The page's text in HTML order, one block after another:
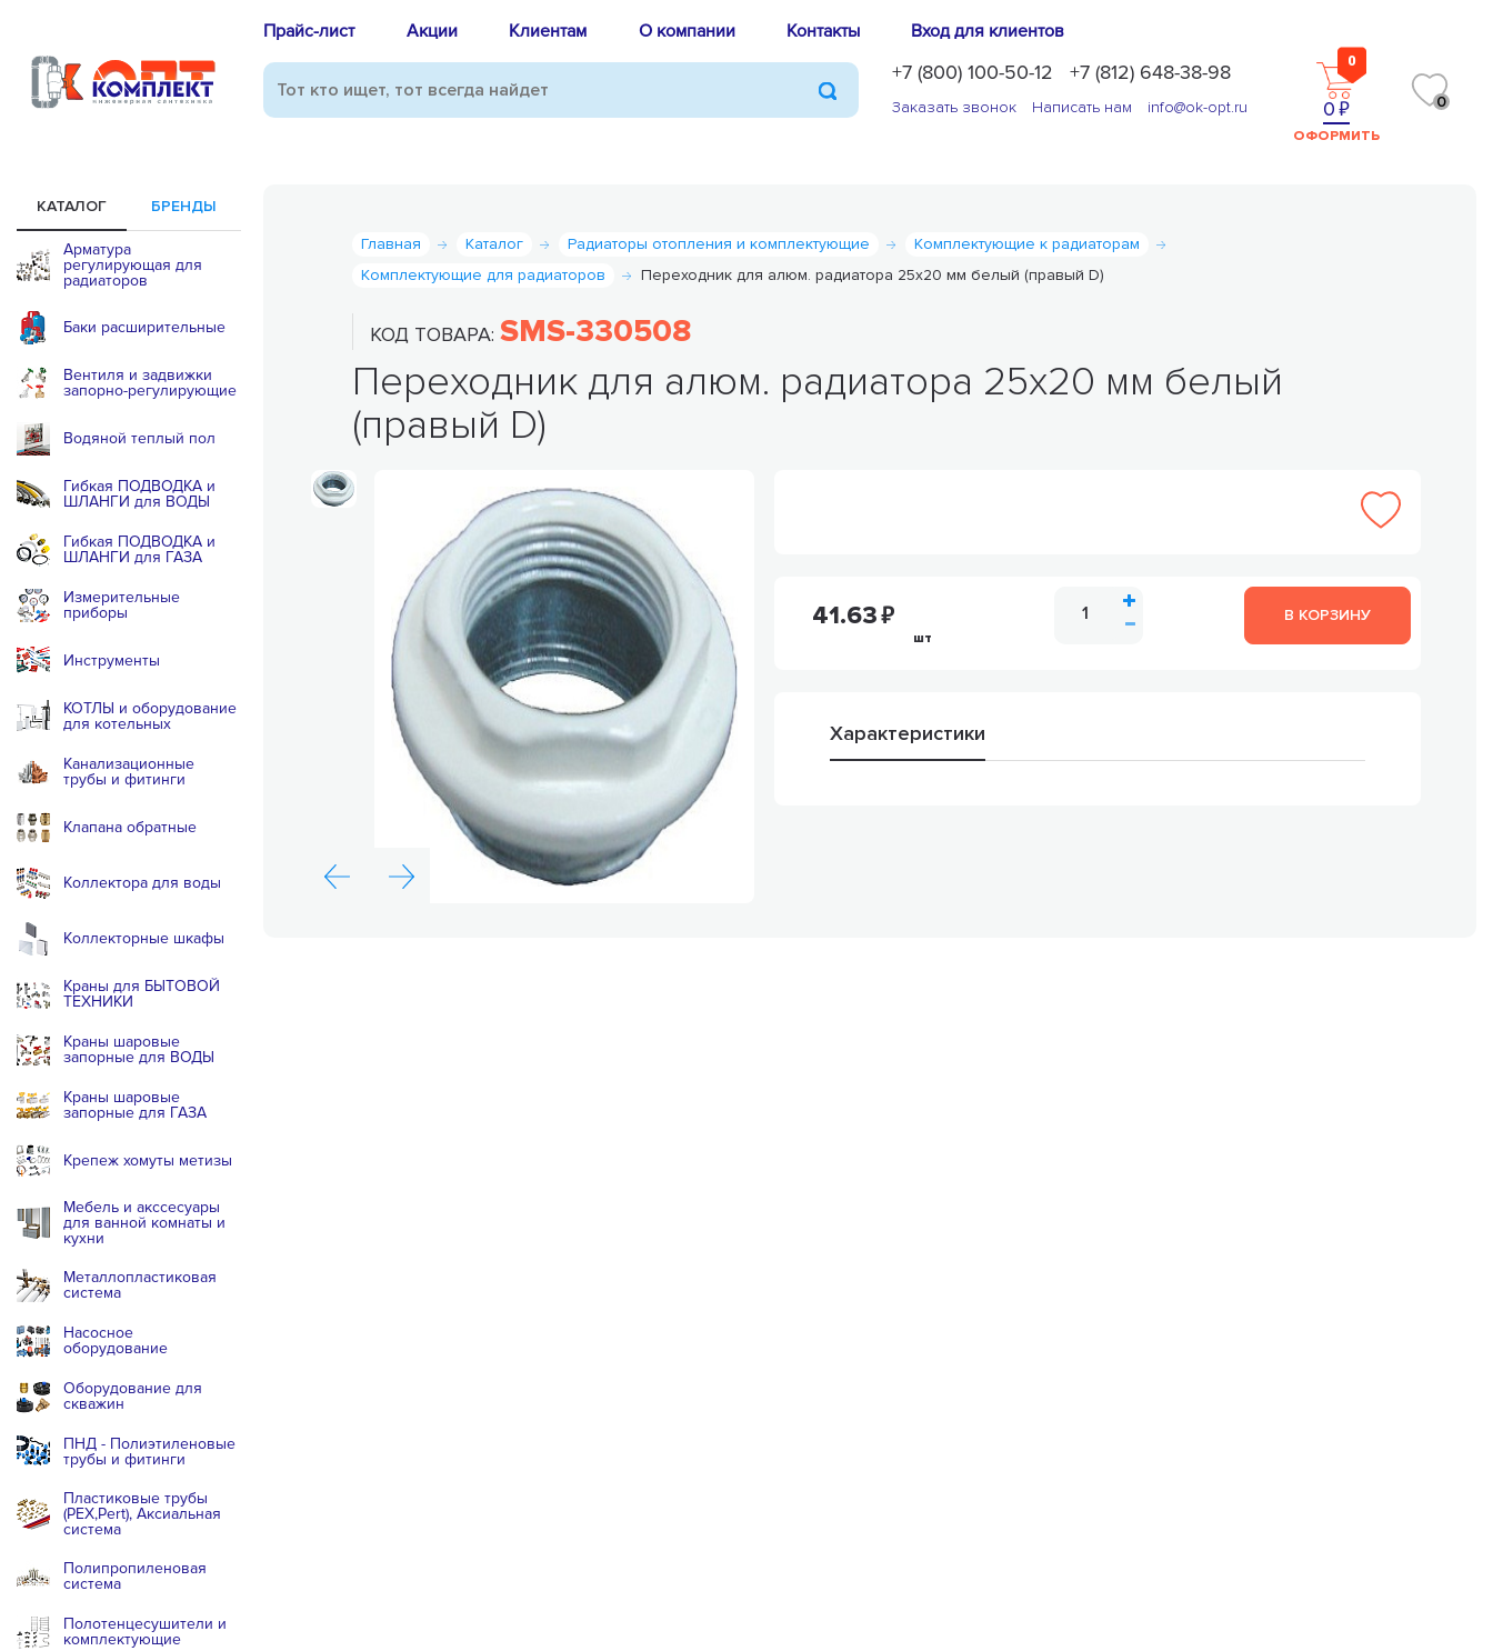
Прайс-лист Акции Клиентам О компании Контакты Вход для клиентов
+7 (800) 100-50-12 +7 (812) 648-38-98
Заказать звонок Написать нам info@ok-opt.ru
0
0
ОФОРМИТЬ
0
КАТАЛОГ БРЕНДЫ
Арматура
регулирующая для
радиаторов
Баки расширительные
Вентиля и задвижки
запорно-регулирующие
Водяной теплый пол
Гибкая ПОДВОДКА и
ШЛАНГИ для ВОДЫ
Гибкая ПОДВОДКА и
ШЛАНГИ для ГАЗА
Измерительные
приборы
Инструменты
КОТЛЫ и оборудование
для котельных
Канализационные
трубы и фитинги
Клапана обратные
Коллектора для воды
Коллекторные шкафы
Краны для БЫТОВОЙ
ТЕХНИКИ
Краны шаровые
запорные для ВОДЫ
Краны шаровые
запорные для ГАЗА
Крепеж хомуты метизы
Мебель и акссесуары
для ванной комнаты и
кухни
Металлопластиковая
система
Насосное
оборудование
Оборудование для
скважин
ПНД - Полиэтиленовые
трубы и фитинги
Пластиковые трубы
(PEX,Pert), Аксиальная
система
Полипропиленовая
система
Полотенцесушители и
комплектующие
Главная Каталог Радиаторы отопления и комплектующие
Комплектующие к радиаторам
Комплектующие для радиаторов
Переходник для алюм. радиатора 25х20 мм белый (правый D)
КОД ТОВАРА:SMS-330508
Переходник для алюм. радиатора 25х20 мм белый
(правый D)
41.63
шт
В КОРЗИНУ
Характеристики